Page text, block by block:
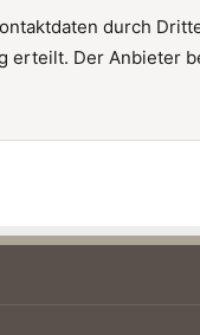
durch
erteilt. Der Anbieter